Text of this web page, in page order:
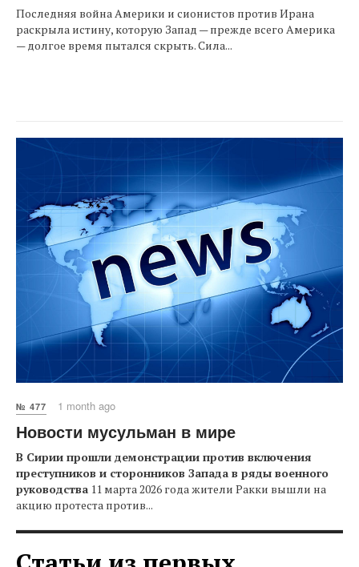
Последняя война Америки и сионистов против Ирана
раскрыла истину, которую Запад — прежде всего Америка
— долгое время пытался скрыть. Сила...
№ 477 1 month ago
Новости мусульман в мире
В Сирии прошли демонстрации против включения
преступников и сторонников Запада в ряды военного
руководства 11 марта 2026 года жители Ракки вышли на
акцию протеста против...